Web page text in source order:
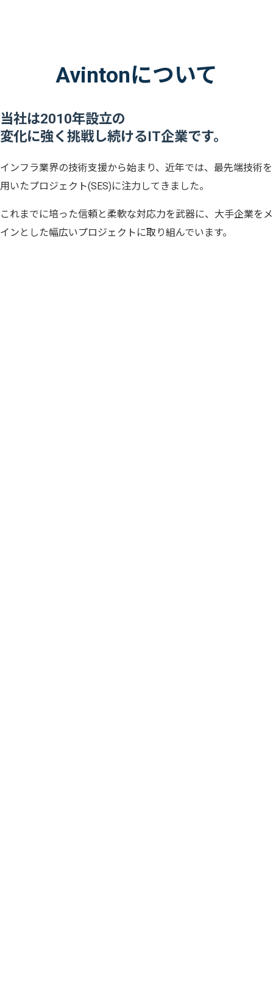
Avintonについて
当社は2010年設立の
変化に強く挑戦し続けるIT企業です。
インフラ業界の技術支援から始まり、近年では、 最先端技術を
用いたプロジェクト(SES)に注力して きました。
これまでに培った信頼と柔軟な対応力を武器に、大手企業をメ
インとした幅広いプロジェクトに取り組んでいます。